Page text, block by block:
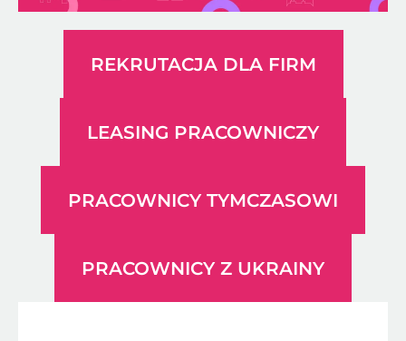
REKRUTACJA DLA FIRM
LEASING PRACOWNICZY
PRACOWNICY TYMCZASOWI
PRACOWNICY Z UKRAINY